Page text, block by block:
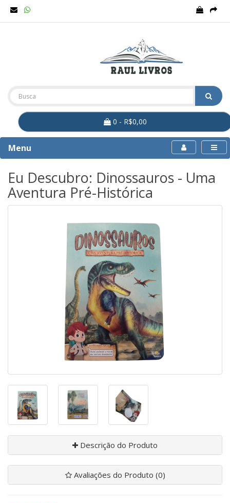
0 - R$0,00
Menu
Eu Descubro: Dinossauros - Uma
Aventura Pré-Histórica
Descrição do Produto
Avaliações do Produto (0)